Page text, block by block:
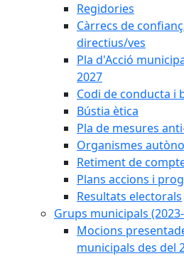
Regidories
Càrrecs de
directius/ves
Pla d'Acció
2027
Codi de conducta i
Bústia ètica
Pla de mesures
Organismes
Retiment de
Plans accions i
Resultats electorals
Grups municipals
Mocions
municipals des del